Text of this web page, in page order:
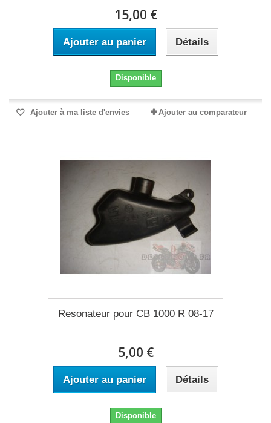
15,00 €
Ajouter au panier Détails
Disponible
Ajouter à ma liste d'envies Ajouter au comparateur
Resonateur pour CB 1000 R 08-17
5,00 €
Ajouter au panier Détails
Disponible